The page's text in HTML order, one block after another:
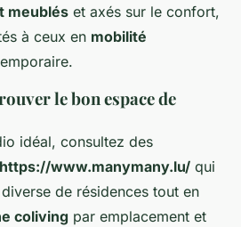
meublés et axés sur le confort,
à ceux en mobilité
le bon espace de
idéal, consultez des
https://www.manymany.lu/ qui
de résidences tout en
coliving par emplacement et